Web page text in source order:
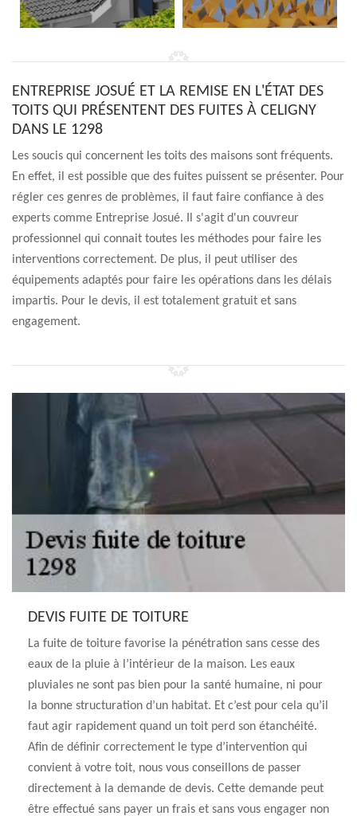
ENTREPRISE JOSUÉ ET LA REMISE EN L'ÉTAT DES
TOITS QUI PRÉSENTENT DES FUITES À CELIGNY
DANS LE 1298
Les soucis qui concernent les toits des maisons sont fréquents.
En effet, il est possible que des fuites puissent se présenter. Pour
régler ces genres de problèmes, il faut faire confiance à des
experts comme Entreprise Josué. Il s'agit d'un couvreur
professionnel qui connait toutes les méthodes pour faire les
interventions correctement. De plus, il peut utiliser des
équipements adaptés pour faire les opérations dans les délais
impartis. Pour le devis, il est totalement gratuit et sans
engagement.
DEVIS FUITE DE TOITURE
La fuite de toiture favorise la pénétration sans cesse des
eaux de la pluie à l’intérieur de la maison. Les eaux
pluviales ne sont pas bien pour la santé humaine, ni pour
la bonne structuration d’un habitat. Et c’est pour cela qu’il
faut agir rapidement quand un toit perd son étanchéité.
Afin de définir correctement le type d’intervention qui
convient à votre toit, nous vous conseillons de passer
directement à la demande de devis. Cette demande peut
être effectué sans payer un frais et sans vous engager non